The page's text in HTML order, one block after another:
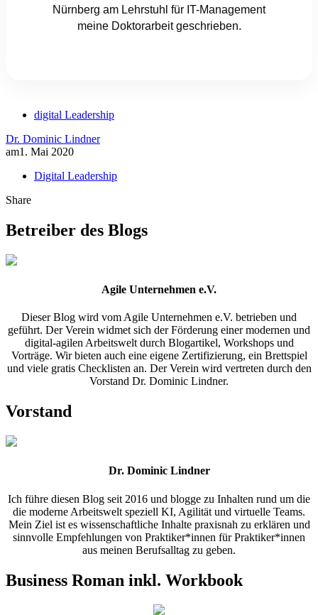
Nürnberg am Lehrstuhl für IT-Management
meine Doktorarbeit geschrieben.
digital Leadership
Dr. Dominic Lindner
am1. Mai 2020
Digital Leadership
Share
Betreiber des Blogs
Agile Unternehmen e.V.
Dieser Blog wird vom Agile Unternehmen e.V. betrieben und
geführt. Der Verein widmet sich der Förderung einer modernen und
digital-agilen Arbeitswelt durch Blogartikel, Workshops und
Vorträge. Wir bieten auch eine eigene Zertifizierung, ein Brettspiel
und viele gratis Checklisten an. Der Verein wird vertreten durch den
Vorstand Dr. Dominic Lindner.
Vorstand
Dr. Dominic Lindner
Ich führe diesen Blog seit 2016 und blogge zu Inhalten rund um die
die moderne Arbeitswelt speziell KI, Agilität und virtuelle Teams.
Mein Ziel ist es wissenschaftliche Inhalte praxisnah zu erklären und
sinnvolle Empfehlungen von Praktiker*innen für Praktiker*innen
aus meinen Berufsalltag zu geben.
Business Roman inkl. Workbook